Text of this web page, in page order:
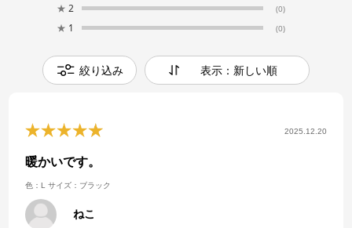
★ 2 (0)
★ 1 (0)
絞り込み 表示：新しい順
2025.12.20
暖かいです。
色：L サイズ：ブラック
ねこ